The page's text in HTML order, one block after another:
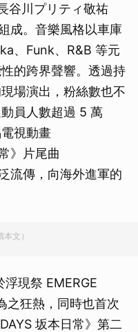
谷川プリティ敬祐
成。音樂風格以車庫
、Funk、R&B 等元
的跨界聲響。透過持
場演出，粉絲數也不
員人數超過 5 萬
視動畫
》片尾曲
流傳，向海外進軍的
文）
現祭 EMERGE
之狂熱，同時也首次
坂本日常》第二